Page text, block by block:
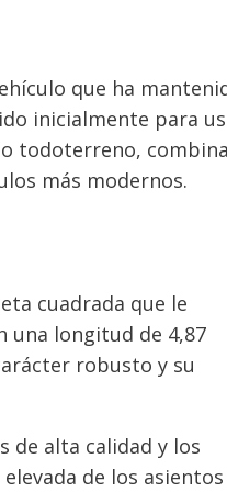
que ha
inicialmente para
todoterreno,
más modernos.
cuadrada que le
una longitud de 4,87
robusto y su
de alta calidad y los
de los asientos